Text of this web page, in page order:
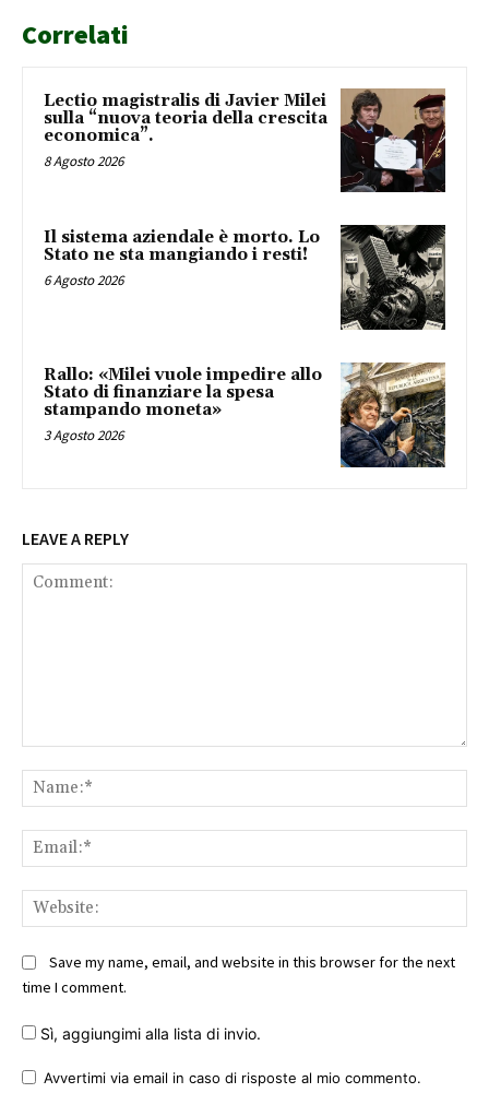
Correlati
Lectio magistralis di Javier Milei
sulla “nuova teoria della crescita
economica”.
8 Agosto 2026
Il sistema aziendale è morto. Lo
Stato ne sta mangiando i resti!
6 Agosto 2026
Rallo: «Milei vuole impedire allo
Stato di finanziare la spesa
stampando moneta»
3 Agosto 2026
LEAVE A REPLY
Save my name, email, and website in this browser for the next
time I comment.
Sì, aggiungimi alla lista di invio.
Avvertimi via email in caso di risposte al mio commento.